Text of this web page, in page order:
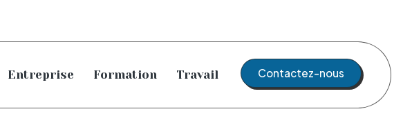
Entreprise Formation Travail Contactez-nous